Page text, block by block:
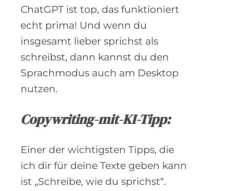
ChatGPT ist top, das funktioniert
echt prima! Und wenn du
insgesamt lieber sprichst als
schreibst, dann kannst du den
Sprachmodus auch am Desktop
nutzen.
Copywriting-mit-KI-Tipp:
Einer der wichtigsten Tipps, die
ich dir für deine Texte geben kann
ist „Schreibe, wie du sprichst“.